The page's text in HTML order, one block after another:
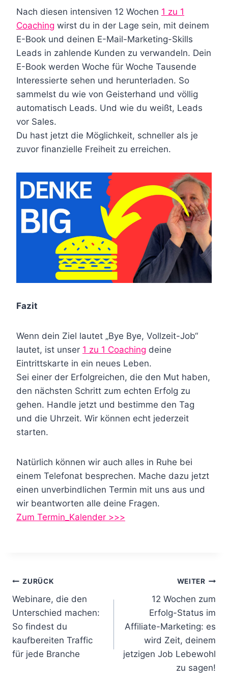
Nach diesen intensiven 12 Wochen 1 zu 1
Coaching wirst du in der Lage sein, mit deinem
E-Book und deinen E-Mail-Marketing-Skills
Leads in zahlende Kunden zu verwandeln. Dein
E-Book werden Woche für Woche Tausende
Interessierte sehen und herunterladen. So
sammelst du wie von Geisterhand und völlig
automatisch Leads. Und wie du weißt, Leads
vor Sales.
Du hast jetzt die Möglichkeit, schneller als je
zuvor finanzielle Freiheit zu erreichen.
Fazit
Wenn dein Ziel lautet „Bye Bye, Vollzeit-Job“
lautet, ist unser 1 zu 1 Coaching deine
Eintrittskarte in ein neues Leben.
Sei einer der Erfolgreichen, die den Mut haben,
den nächsten Schritt zum echten Erfolg zu
gehen. Handle jetzt und bestimme den Tag
und die Uhrzeit. Wir können echt jederzeit
starten.
Natürlich können wir auch alles in Ruhe bei
einem Telefonat besprechen. Mache dazu jetzt
einen unverbindlichen Termin mit uns aus und
wir beantworten alle deine Fragen.
Zum Termin_Kalender >>>
B
e
i
t
ZURÜCK
Webinare, die den
Unterschied machen:
So findest du
kaufbereiten Traffic
für jede Branche
WEITER
12 Wochen zum
Erfolg-Status im
Affiliate-Marketing: es
wird Zeit, deinem
jetzigen Job Lebewohl
zu sagen!